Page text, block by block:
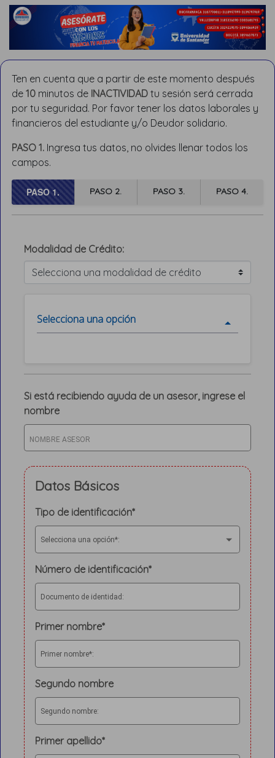
Ten en cuenta que a partir de este momento después
de10 minutos de INACTIVIDAD tu sesión será cerrada
por tu seguridad. Por favor tener los datos laborales y
financieros del estudiante y/o Deudor solidario.
PASO 1. Ingresa tus datos, no olvides llenar todos los
campos.
PASO 1. PASO 2. PASO 3. PASO 4.
Modalidad de Crédito:
Selecciona una opción
Si está recibiendo ayuda de un asesor, ingrese el
nombre
Datos Básicos
Tipo de identificación*
Selecciona una opción*:
Número de identificación*
Documento de identidad:
Primer nombre*
Primer nombre*:
Segundo nombre
Segundo nombre:
Primer apellido*